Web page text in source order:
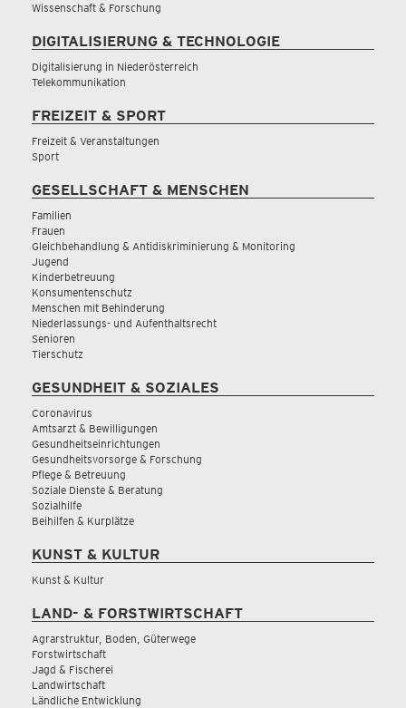
Wissenschaft & Forschung
DIGITALISIERUNG & TECHNOLOGIE
Digitalisierung in Niederösterreich
Telekommunikation
FREIZEIT & SPORT
Freizeit & Veranstaltungen
Sport
GESELLSCHAFT & MENSCHEN
Familien
Frauen
Gleichbehandlung & Antidiskriminierung & Monitoring
Jugend
Kinderbetreuung
Konsumentenschutz
Menschen mit Behinderung
Niederlassungs- und Aufenthaltsrecht
Senioren
Tierschutz
GESUNDHEIT & SOZIALES
Coronavirus
Amtsarzt & Bewilligungen
Gesundheitseinrichtungen
Gesundheitsvorsorge & Forschung
Pflege & Betreuung
Soziale Dienste & Beratung
Sozialhilfe
Beihilfen & Kurplätze
KUNST & KULTUR
Kunst & Kultur
LAND- & FORSTWIRTSCHAFT
Agrarstruktur, Boden, Güterwege
Forstwirtschaft
Jagd & Fischerei
Landwirtschaft
Ländliche Entwicklung